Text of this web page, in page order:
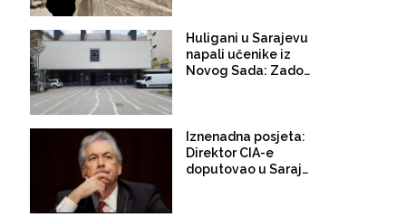
Huligani u Sarajevu
napali učenike iz
Novog Sada: Zadobili
Iznenadna posjeta:
Direktor CIA-e
doputovao u Sarajevo.